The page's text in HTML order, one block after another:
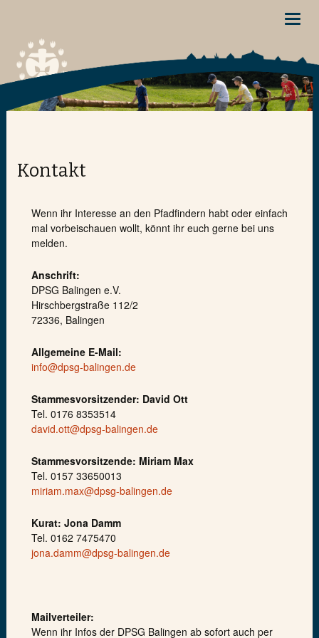
Kontakt
Wenn ihr Interesse an den Pfadfindern habt oder einfach
mal vorbeischauen wollt, könnt ihr euch gerne bei uns
melden.
Anschrift:
DPSG Balingen e.V.
Hirschbergstraße 112/2
72336, Balingen
Allgemeine E-Mail:
info@dpsg-balingen.de
Stammesvorsitzender: David Ott
Tel. 0176 8353514
david.ott@dpsg-balingen.de
Stammesvorsitzende: Miriam Max
Tel. 0157 33650013
miriam.max@dpsg-balingen.de
Kurat: Jona Damm
Tel. 0162 7475470
jona.damm@dpsg-balingen.de
Mailverteiler:
Wenn ihr Infos der DPSG Balingen ab sofort auch per